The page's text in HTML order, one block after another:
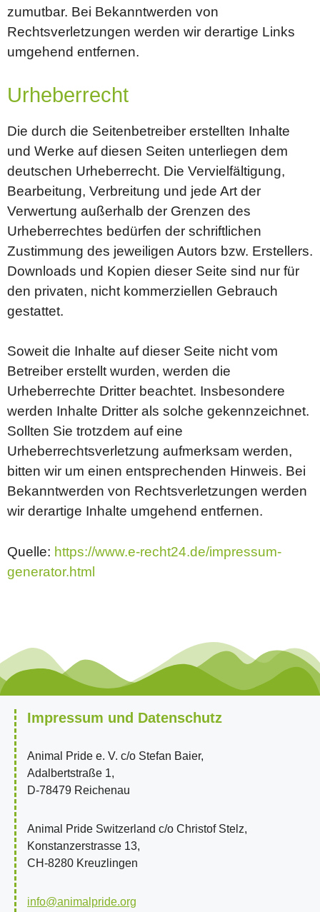
zumutbar. Bei Bekanntwerden von
Rechtsverletzungen werden wir derartige Links
umgehend entfernen.
Urheberrecht
Die durch die Seitenbetreiber erstellten Inhalte
und Werke auf diesen Seiten unterliegen dem
deutschen Urheberrecht. Die Vervielfältigung,
Bearbeitung, Verbreitung und jede Art der
Verwertung außerhalb der Grenzen des
Urheberrechtes bedürfen der schriftlichen
Zustimmung des jeweiligen Autors bzw. Erstellers.
Downloads und Kopien dieser Seite sind nur für
den privaten, nicht kommerziellen Gebrauch
gestattet.
Soweit die Inhalte auf dieser Seite nicht vom
Betreiber erstellt wurden, werden die
Urheberrechte Dritter beachtet. Insbesondere
werden Inhalte Dritter als solche gekennzeichnet.
Sollten Sie trotzdem auf eine
Urheberrechtsverletzung aufmerksam werden,
bitten wir um einen entsprechenden Hinweis. Bei
Bekanntwerden von Rechtsverletzungen werden
wir derartige Inhalte umgehend entfernen.
Quelle: https://www.e-recht24.de/impressum-
generator.html
Impressum und Datenschutz
Animal Pride e. V. c/o Stefan Baier,
Adalbertstraße 1,
D-78479 Reichenau
Animal Pride Switzerland c/o Christof Stelz,
Konstanzerstrasse 13,
CH-8280 Kreuzlingen
info@animalpride.org